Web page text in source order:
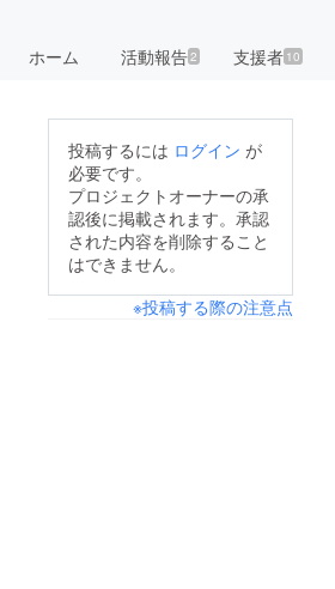
ホーム 活動報告2 支援者 10
投稿するには ログイン が
必要です。
プロジェクトオーナーの承
認後に掲載されます。承認
された内容を削除すること
はできません。
※投稿する際の注意点